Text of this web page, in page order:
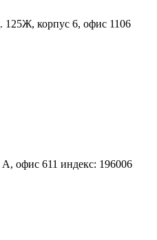
125Ж, корпус 6, офис 1106
офис 611 индекс: 196006